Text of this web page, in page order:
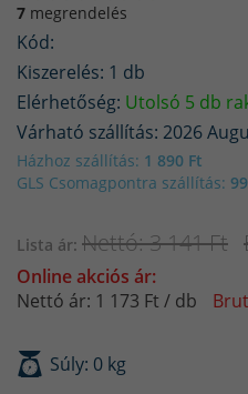
7 megrendelés
Kód:
Kiszerelés: 1 db
Elérhetőség: Utolsó 5 db
Várható szállítás: 2026
Házhoz szállítás: 1 890 Ft
GLS Csomagpontra szállítás:
Lista ár: Nettó: 3 141 Ft
Online akciós ár:
Nettó ár: 1 173 Ft / db
Súly: 0 kg